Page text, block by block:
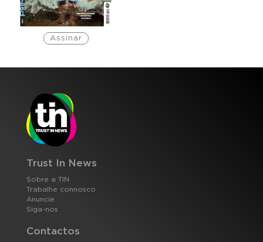
Assinar
Trust In News
Sobre a TIN
Trabalhe connosco
Anuncie
Siga-nos
Contactos